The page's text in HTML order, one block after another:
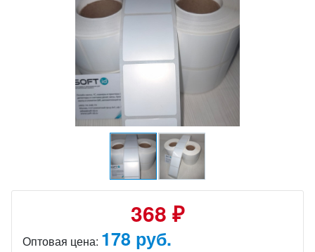
368 ₽
Оптовая цена: 178 руб.